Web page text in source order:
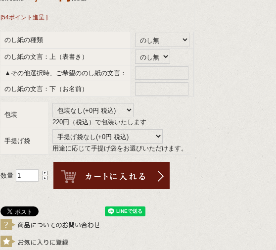
[54ポイント進呈 ]
のし紙の種類
のし紙の文言：上（表書き）
▲その他選択時、ご希望ののし紙の文言：
のし紙の文言：下（お名前）
包装
220円（税込）で包装いたします
手提げ袋
用途に応じて手提げ袋をお選びいただけます。
数量